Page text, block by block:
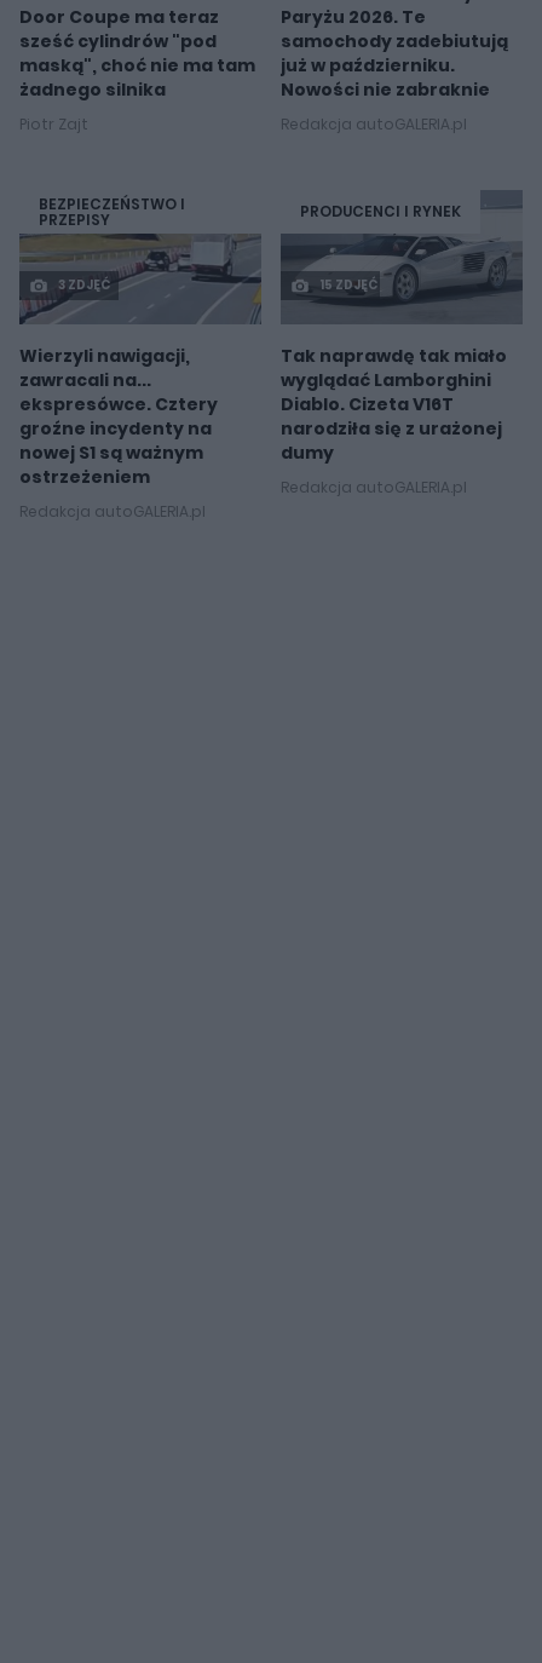
Door Coupe ma teraz
sześć cylindrów "pod
maską", choć nie ma tam
żadnego silnika
Piotr Zajt
Paryżu 2026. Te
samochody zadebiutują
już w październiku.
Nowości nie zabraknie
Redakcja autoGALERIA.pl
BEZPIECZEŃSTWO I
PRZEPISY
3 ZDJĘĆ
Wierzyli nawigacji,
zawracali na...
ekspresówce. Cztery
groźne incydenty na
nowej S1 są ważnym
ostrzeżeniem
Redakcja autoGALERIA.pl
PRODUCENCI I RYNEK
15 ZDJĘĆ
Tak naprawdę tak miało
wyglądać Lamborghini
Diablo. Cizeta V16T
narodziła się z urażonej
dumy
Redakcja autoGALERIA.pl